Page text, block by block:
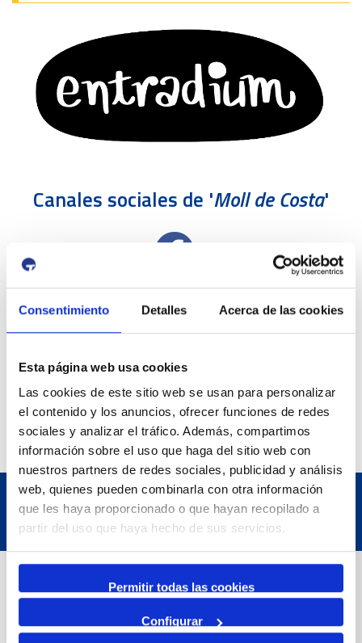
Consentimiento Detalles Acerca de las cookies
Esta página web usa cookies
Las cookies de este sitio web se usan para personalizar
el contenido y los anuncios, ofrecer funciones de redes
sociales y analizar el tráfico. Además, compartimos
información sobre el uso que haga del sitio web con
nuestros partners de redes sociales, publicidad y análisis
web, quienes pueden combinarla con otra información
que les haya proporcionado o que hayan recopilado a
partir del uso que haya hecho de sus servicios.
Permitir todas las cookies
Configurar
Canales sociales de 'Moll de Costa'
Datos de contacto
Dirección